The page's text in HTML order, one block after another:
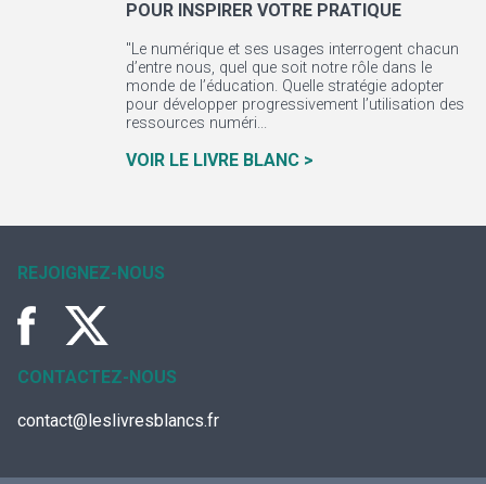
POUR INSPIRER VOTRE PRATIQUE
"Le numérique et ses usages interrogent chacun
d’entre nous, quel que soit notre rôle dans le
monde de l’éducation. Quelle stratégie adopter
pour développer progressivement l’utilisation des
ressources numéri...
VOIR LE LIVRE BLANC >
REJOIGNEZ-NOUS
CONTACTEZ-NOUS
contact@leslivresblancs.fr